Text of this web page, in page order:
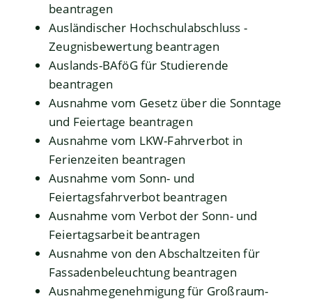
beantragen
Ausländischer Hochschulabschluss -
Zeugnisbewertung beantragen
Auslands-BAföG für Studierende
beantragen
Ausnahme vom Gesetz über die Sonntage
und Feiertage beantragen
Ausnahme vom LKW-Fahrverbot in
Ferienzeiten beantragen
Ausnahme vom Sonn- und
Feiertagsfahrverbot beantragen
Ausnahme vom Verbot der Sonn- und
Feiertagsarbeit beantragen
Ausnahme von den Abschaltzeiten für
Fassadenbeleuchtung beantragen
Ausnahmegenehmigung für Großraum-